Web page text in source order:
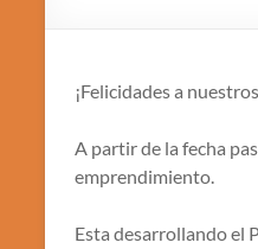
¡Felicidades a
A partir de la fecha
emprendimiento.
Esta desarrollando el